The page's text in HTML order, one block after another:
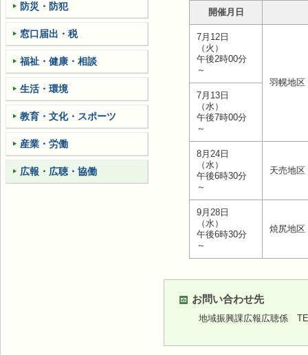
開催月日
7月12日
（火）
午後2時00分
～
羽幌地区
7月13日
（水）
午後7時00分
～
8月24日
（水）
午後6時30分
～
天売地区
9月28日
（水）
午後6時30分
～
焼尻地区
お問い合わせ先
地域振興課広報広聴係
防災・防犯
窓口届出・税
福祉・健康・相談
生活・環境
教育・文化・スポーツ
産業・労働
広報・広聴・協働